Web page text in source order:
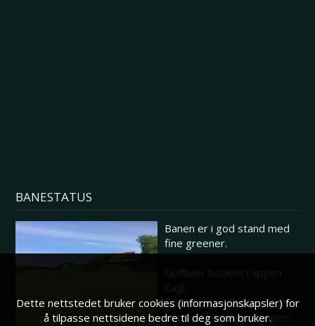
BANESTATUS
Banen er i god stand med
fine greener.
Dersom biler ikke er tillatt
vil man få beskjed i appen
Dette nettstedet bruker cookies (informasjonskapsler) for
å tilpasse nettsidene bedre til deg som bruker.